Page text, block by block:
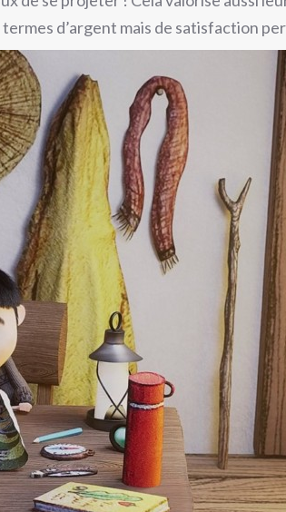
d’argent mais de satisfaction